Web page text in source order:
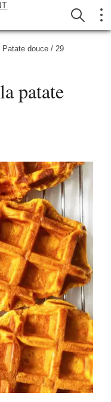
Patate douce / 29
patate